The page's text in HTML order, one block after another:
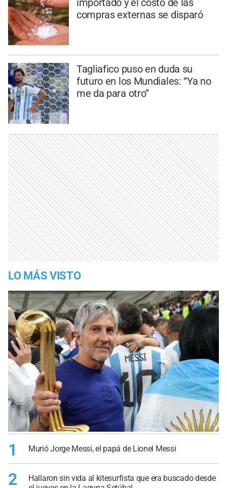
compras externas se disparó
Tagliafico puso en duda su
futuro en los Mundiales: “Ya no
me da para otro”
LO MÁS VISTO
1 Murió Jorge Messi, el papá de Lionel Messi
2
Hallaron sin vida al kitesurfista que era buscado desde